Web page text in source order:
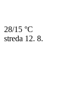
28/15 °C
streda 12. 8.